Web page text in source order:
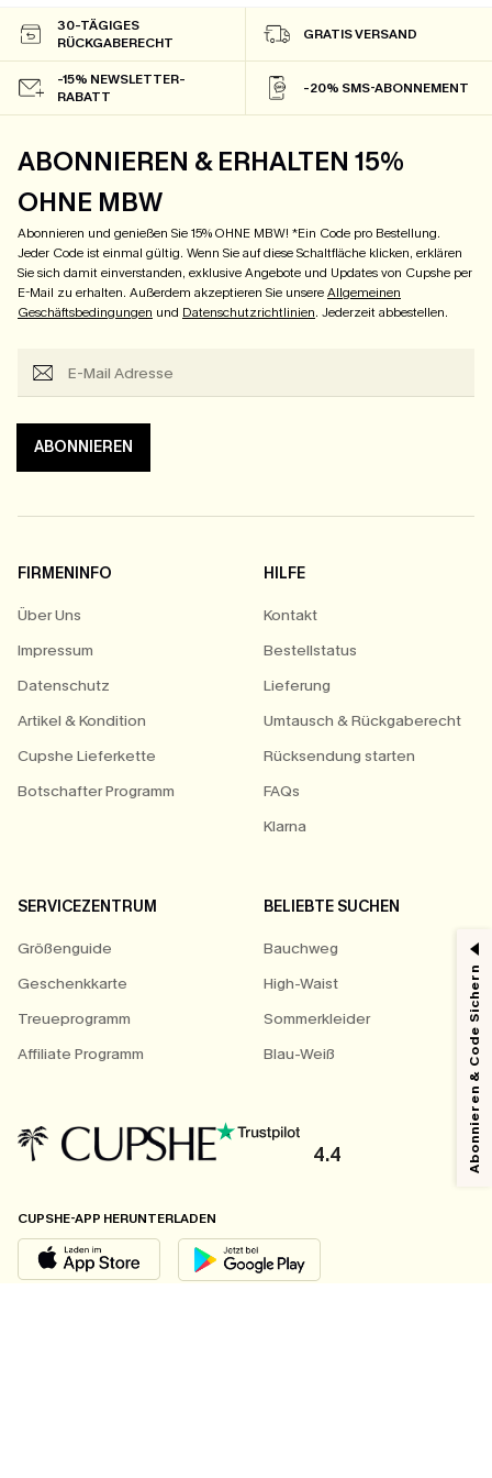
30-TÄGIGES
RÜCKGABERECHT
GRATIS VERSAND
-15% NEWSLETTER-
RABATT
-20% SMS-ABONNEMENT
ABONNIEREN & ERHALTEN 15%
OHNE MBW
Abonnieren und genießen Sie 15% OHNE MBW! *Ein Code pro Bestellung.
Jeder Code ist einmal gültig. Wenn Sie auf diese Schaltfläche klicken, erklären
Sie sich damit einverstanden, exklusive Angebote und Updates von Cupshe per
E-Mail zu erhalten. Außerdem akzeptieren Sie unsereAllgemeinen
Geschäftsbedingungen und Datenschutzrichtlinien. Jederzeit abbestellen.
ABONNIEREN
FIRMENINFO
Über Uns
Impressum
Datenschutz
Artikel & Kondition
Cupshe Lieferkette
Botschafter Programm
HILFE
Kontakt
Bestellstatus
Lieferung
Umtausch & Rückgaberecht
Rücksendung starten
FAQs
Klarna
SERVICEZENTRUM
Größenguide
Geschenkkarte
Treueprogramm
Affiliate Programm
BELIEBTE SUCHEN
Bauchweg
High-Waist
Sommerkleider
Blau-Weiß
4.4
CUPSHE-APP HERUNTERLADEN
Abonnieren & Code Sichern